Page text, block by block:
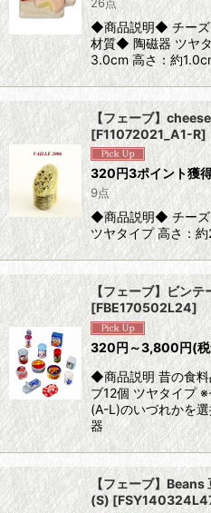
絞り
◆商品説明◆ チーズ
材質◆ 陶磁器 ツヤ
3.0cm 高さ：約
【フェーブ】
[F11072021_A1-R]
320円3ポイント獲
9点
◆商品説明◆ チーズ
ツヤタイプ 高さ：
【フェーブ】ビン
[FBE170502L24]
320円～3,800円(
◆商品説明 昔の食料
ブ12個 ツヤタイプ
(A-L)のいづれかを
器
【フェーブ】
(S) [